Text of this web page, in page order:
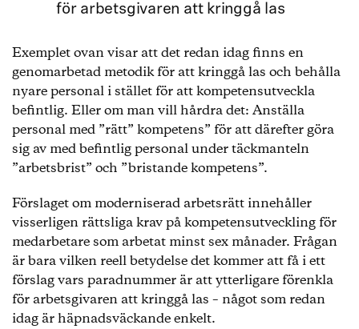
för arbetsgivaren att kringgå las
Exemplet ovan visar att det redan idag finns en
genomarbetad metodik för att kringgå las och behålla
nyare personal i stället för att kompetensutveckla
befintlig. Eller om man vill hårdra det: Anställa
personal med ”rätt” kompetens” för att därefter göra
sig av med befintlig personal under täckmanteln
”arbetsbrist” och ”bristande kompetens”.
Förslaget om moderniserad arbetsrätt innehåller
visserligen rättsliga krav på kompetensutveckling för
medarbetare som arbetat minst sex månader. Frågan
är bara vilken reell betydelse det kommer att få i ett
förslag vars paradnummer är att ytterligare förenkla
för arbetsgivaren att kringgå las – något som redan
idag är häpnadsväckande enkelt.